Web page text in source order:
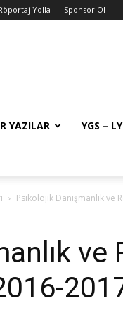
Yolla Sponsor Ol
YAZILAR YGS –
Psikolojik Danışmanlık ve
ve